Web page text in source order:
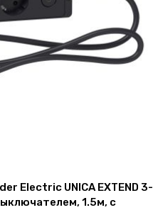
Electric UNICA EXTEND 3-
1.5м, с